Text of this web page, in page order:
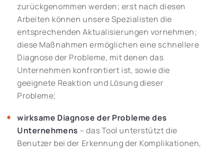
zurückgenommen werden; erst nach diesen
Arbeiten können unsere Spezialisten die
entsprechenden Aktualisierungen vornehmen;
diese Maßnahmen ermöglichen eine schnellere
Diagnose der Probleme, mit denen das
Unternehmen konfrontiert ist, sowie die
geeignete Reaktion und Lösung dieser
Probleme;
wirksame Diagnose der Probleme des
Unternehmens – das Tool unterstützt die
Benutzer bei der Erkennung der Komplikationen,